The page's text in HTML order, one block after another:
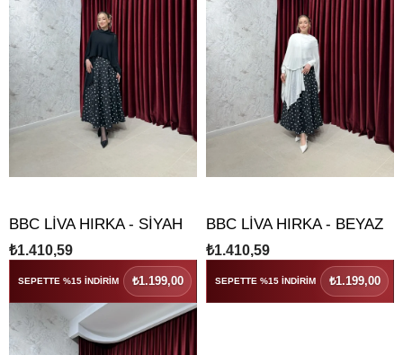
BBC LİVA HIRKA - SİYAH
₺1.410,59
SEPETTE %15 İNDİRİM ₺1.199,00
BBC LİVA HIRKA - BEYAZ
₺1.410,59
SEPETTE %15 İNDİRİM ₺1.199,00